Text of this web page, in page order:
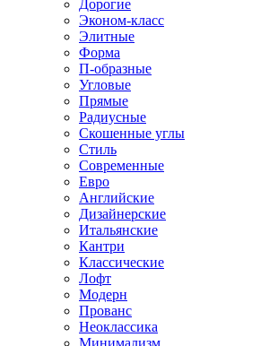
Дорогие
Эконом-класс
Элитные
Форма
П-образные
Угловые
Прямые
Радиусные
Скошенные углы
Стиль
Современные
Евро
Английские
Дизайнерские
Итальянские
Кантри
Классические
Лофт
Модерн
Прованс
Неоклассика
Минимализм